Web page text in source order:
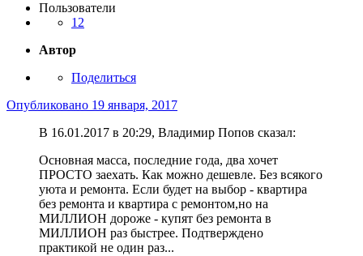
Пользователи
12
Автор
Поделиться
Опубликовано 19 января, 2017
В 16.01.2017 в 20:29, Владимир Попов сказал:
Основная масса, последние года, два хочет
ПРОСТО заехать. Как можно дешевле. Без всякого
уюта и ремонта. Если будет на выбор - квартира
без ремонта и квартира с ремонтом,но на
МИЛЛИОН дороже - купят без ремонта в
МИЛЛИОН раз быстрее. Подтверждено
практикой не один раз...